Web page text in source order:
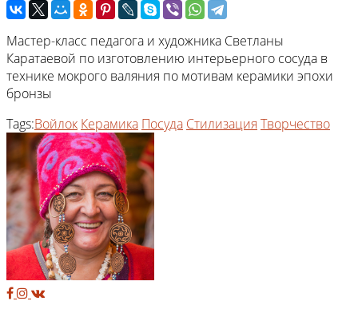
Мастер-класс педагога и художника Светланы
Каратаевой по изготовлению интерьерного сосуда в
технике мокрого валяния по мотивам керамики эпохи
бронзы
Tags:Войлок Керамика Посуда Стилизация Творчество